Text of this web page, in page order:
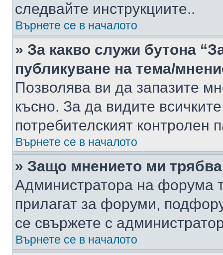
следвайте инструкциите..
Върнете се в началото
» За какво служи бутона
публикуване на тема/
Позволява ви да запазите
късно. За да видите
потребителският контролен
Върнете се в началото
» Защо мнението ми
Администратора на форума
прилагат за форуми,
се свържете с
Върнете се в началото